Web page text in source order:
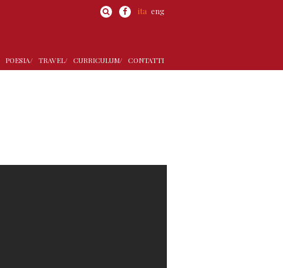
ita eng
POESIA/ TRAVEL/ CURRICULUM/ CONTATTI